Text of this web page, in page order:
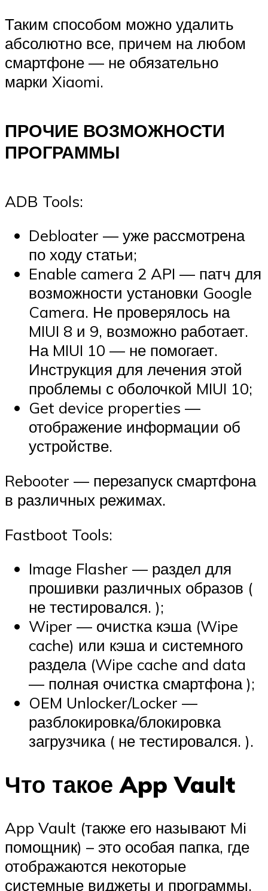
Таким способом можно удалить
абсолютно все, причем на любом
смартфоне — не обязательно
марки Xiaomi.
ПРОЧИЕ ВОЗМОЖНОСТИ
ПРОГРАММЫ
ADB Tools:
Debloater — уже рассмотрена
по ходу статьи;
Enable camera 2 API — патч для
возможности установки Google
Camera. Не проверялось на
MIUI 8 и 9, возможно работает.
На MIUI 10 — не помогает.
Инструкция для лечения этой
проблемы с оболочкой MIUI 10;
Get device properties —
отображение информации об
устройстве.
Rebooter — перезапуск смартфона
в различных режимах.
Fastboot Tools:
Image Flasher — раздел для
прошивки различных образов (
не тестировался. );
Wiper — очистка кэша (Wipe
cache) или кэша и системного
раздела (Wipe cache and data
— полная очистка смартфона );
OEM Unlocker/Locker —
разблокировка/блокировка
загрузчика ( не тестировался. ).
Что такое App Vault
App Vault (также его называют Mi
помощник) – это особая папка, где
отображаются некоторые
системные виджеты и программы,